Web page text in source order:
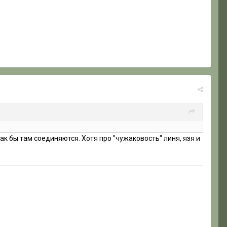
там соединяются. Хотя про "чужаковость" линя, язя и